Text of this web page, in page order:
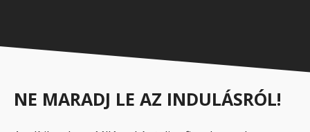
NE MARADJ LE AZ INDULÁSRÓL!